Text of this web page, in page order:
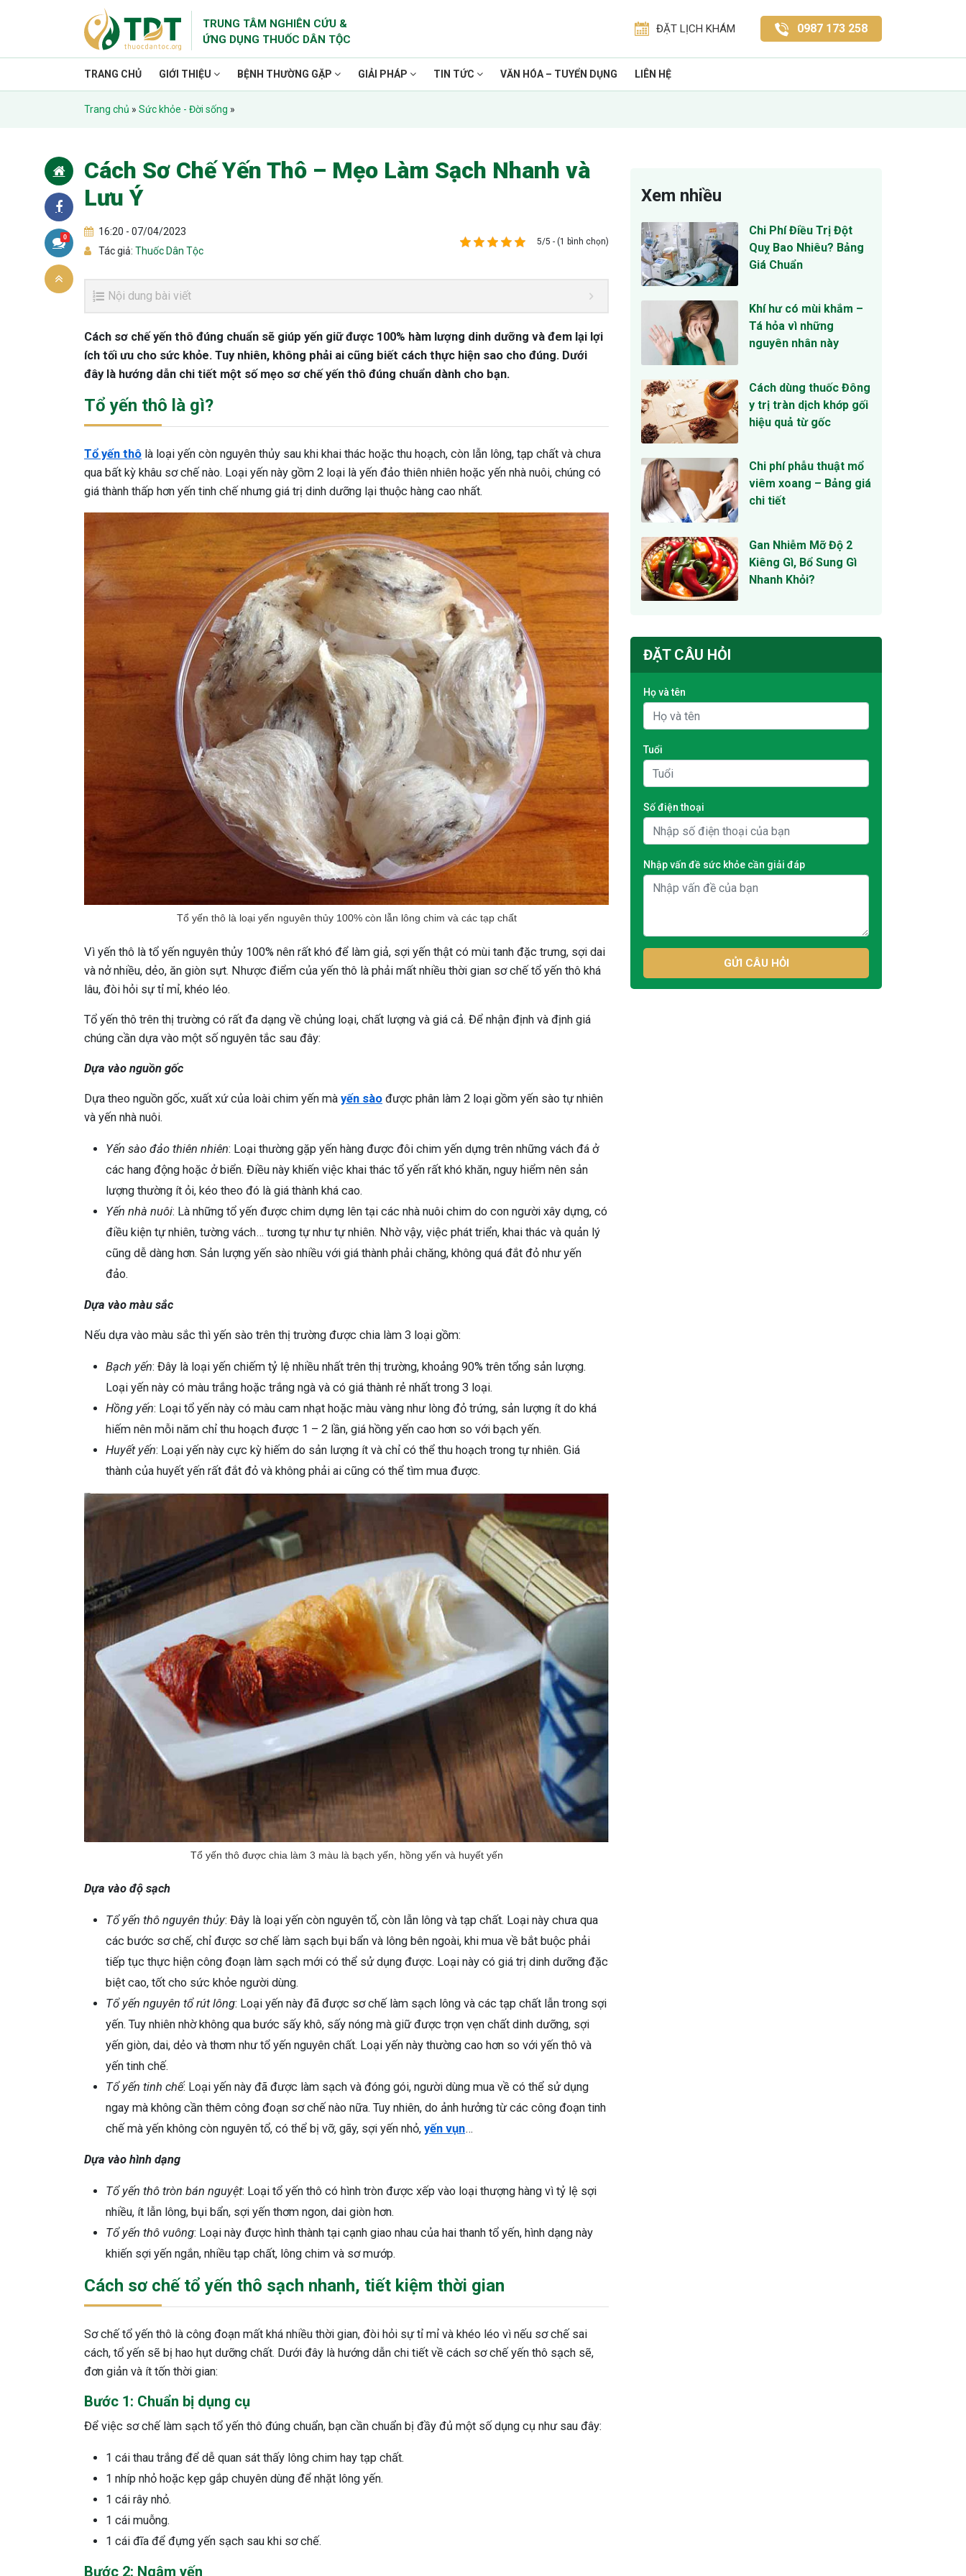
TRUNG TÂM NGHIÊN CỨU &
ỨNG DỤNG THUỐC DÂN TỘC
ĐẶT LỊCH KHÁM 0987 173 258
TRANG CHỦ GIỚI THIỆU BỆNH THƯỜNG GẶP GIẢI PHÁP TIN TỨC VĂN HÓA – TUYỂN DỤNG LIÊN HỆ
Trang chủ » Sức khỏe - Đời sống »
Cách Sơ Chế Yến Thô – Mẹo Làm Sạch Nhanh và
Lưu Ý
16:20 - 07/04/2023
Tác giả: Thuốc Dân Tộc
5/5 - (1 bình chọn)
0
Nội dung bài viết
Cách sơ chế yến thô đúng chuẩn sẽ giúp yến giữ được 100% hàm lượng dinh dưỡng và đem lại lợi
ích tối ưu cho sức khỏe. Tuy nhiên, không phải ai cũng biết cách thực hiện sao cho đúng. Dưới
đây là hướng dẫn chi tiết một số mẹo sơ chế yến thô đúng chuẩn dành cho bạn.
Tổ yến thô là gì?
Tổ yến thô là loại yến còn nguyên thủy sau khi khai thác hoặc thu hoạch, còn lẫn lông, tạp chất và chưa
qua bất kỳ khâu sơ chế nào. Loại yến này gồm 2 loại là yến đảo thiên nhiên hoặc yến nhà nuôi, chúng có
giá thành thấp hơn yến tinh chế nhưng giá trị dinh dưỡng lại thuộc hàng cao nhất.
Tổ yến thô là loại yến nguyên thủy 100% còn lẫn lông chim và các tạp chất
Vì yến thô là tổ yến nguyên thủy 100% nên rất khó để làm giả, sợi yến thật có mùi tanh đặc trưng, sợi dai
và nở nhiều, dẻo, ăn giòn sựt. Nhược điểm của yến thô là phải mất nhiều thời gian sơ chế tổ yến thô khá
lâu, đòi hỏi sự tỉ mỉ, khéo léo.
Tổ yến thô trên thị trường có rất đa dạng về chủng loại, chất lượng và giá cả. Để nhận định và định giá
chúng cần dựa vào một số nguyên tắc sau đây:
Dựa vào nguồn gốc
Dựa theo nguồn gốc, xuất xứ của loài chim yến mà yến sào được phân làm 2 loại gồm yến sào tự nhiên
và yến nhà nuôi.
Yến sào đảo thiên nhiên: Loại thường gặp yến hàng được đôi chim yến dựng trên những vách đá ở
các hang động hoặc ở biển. Điều này khiến việc khai thác tổ yến rất khó khăn, nguy hiểm nên sản
lượng thường ít ỏi, kéo theo đó là giá thành khá cao.
Yến nhà nuôi: Là những tổ yến được chim dựng lên tại các nhà nuôi chim do con người xây dựng, có
điều kiện tự nhiên, tường vách… tương tự như tự nhiên. Nhờ vậy, việc phát triển, khai thác và quản lý
cũng dễ dàng hơn. Sản lượng yến sào nhiều với giá thành phải chăng, không quá đắt đỏ như yến
đảo.
Dựa vào màu sắc
Nếu dựa vào màu sắc thì yến sào trên thị trường được chia làm 3 loại gồm:
Bạch yến: Đây là loại yến chiếm tỷ lệ nhiều nhất trên thị trường, khoảng 90% trên tổng sản lượng.
Loại yến này có màu trắng hoặc trắng ngà và có giá thành rẻ nhất trong 3 loại.
Hồng yến: Loại tổ yến này có màu cam nhạt hoặc màu vàng như lòng đỏ trứng, sản lượng ít do khá
hiếm nên mỗi năm chỉ thu hoạch được 1 – 2 lần, giá hồng yến cao hơn so với bạch yến.
Huyết yến: Loại yến này cực kỳ hiếm do sản lượng ít và chỉ có thể thu hoạch trong tự nhiên. Giá
thành của huyết yến rất đắt đỏ và không phải ai cũng có thể tìm mua được.
Tổ yến thô được chia làm 3 màu là bạch yến, hồng yến và huyết yến
Dựa vào độ sạch
Tổ yến thô nguyên thủy: Đây là loại yến còn nguyên tổ, còn lẫn lông và tạp chất. Loại này chưa qua
các bước sơ chế, chỉ được sơ chế làm sạch bụi bẩn và lông bên ngoài, khi mua về bắt buộc phải
tiếp tục thực hiện công đoạn làm sạch mới có thể sử dụng được. Loại này có giá trị dinh dưỡng đặc
biệt cao, tốt cho sức khỏe người dùng.
Tổ yến nguyên tổ rút lông: Loại yến này đã được sơ chế làm sạch lông và các tạp chất lẫn trong sợi
yến. Tuy nhiên nhờ không qua bước sấy khô, sấy nóng mà giữ được trọn vẹn chất dinh dưỡng, sợi
yến giòn, dai, dẻo và thơm như tổ yến nguyên chất. Loại yến này thường cao hơn so với yến thô và
yến tinh chế.
Tổ yến tinh chế: Loại yến này đã được làm sạch và đóng gói, người dùng mua về có thể sử dụng
ngay mà không cần thêm công đoạn sơ chế nào nữa. Tuy nhiên, do ảnh hưởng từ các công đoạn tinh
chế mà yến không còn nguyên tổ, có thể bị vỡ, gãy, sợi yến nhỏ, yến vụn…
Dựa vào hình dạng
Tổ yến thô tròn bán nguyệt: Loại tổ yến thô có hình tròn được xếp vào loại thượng hàng vì tỷ lệ sợi
nhiều, ít lẫn lông, bụi bẩn, sợi yến thơm ngon, dai giòn hơn.
Tổ yến thô vuông: Loại này được hình thành tại cạnh giao nhau của hai thanh tổ yến, hình dạng này
khiến sợi yến ngắn, nhiều tạp chất, lông chim và sơ mướp.
Cách sơ chế tổ yến thô sạch nhanh, tiết kiệm thời gian
Sơ chế tổ yến thô là công đoạn mất khá nhiều thời gian, đòi hỏi sự tỉ mỉ và khéo léo vì nếu sơ chế sai
cách, tổ yến sẽ bị hao hụt dưỡng chất. Dưới đây là hướng dẫn chi tiết về cách sơ chế yến thô sạch sẽ,
đơn giản và ít tốn thời gian:
Bước 1: Chuẩn bị dụng cụ
Để việc sơ chế làm sạch tổ yến thô đúng chuẩn, bạn cần chuẩn bị đầy đủ một số dụng cụ như sau đây:
1 cái thau trắng để dễ quan sát thấy lông chim hay tạp chất.
1 nhíp nhỏ hoặc kẹp gắp chuyên dùng để nhặt lông yến.
1 cái rây nhỏ.
1 cái muỗng.
1 cái đĩa để đựng yến sạch sau khi sơ chế.
Bước 2: Ngâm yến
Xem nhiều
Chi Phí Điều Trị Đột
Quỵ Bao Nhiêu? Bảng
Giá Chuẩn
Khí hư có mùi khắm –
Tá hỏa vì những
nguyên nhân này
Cách dùng thuốc Đông
y trị tràn dịch khớp gối
hiệu quả từ gốc
Chi phí phẫu thuật mổ
viêm xoang – Bảng giá
chi tiết
Gan Nhiễm Mỡ Độ 2
Kiêng Gì, Bổ Sung Gì
Nhanh Khỏi?
ĐẶT CÂU HỎI
Họ và tên
Tuổi
Số điện thoại
Nhập vấn đề sức khỏe cần giải đáp
GỬI CÂU HỎI